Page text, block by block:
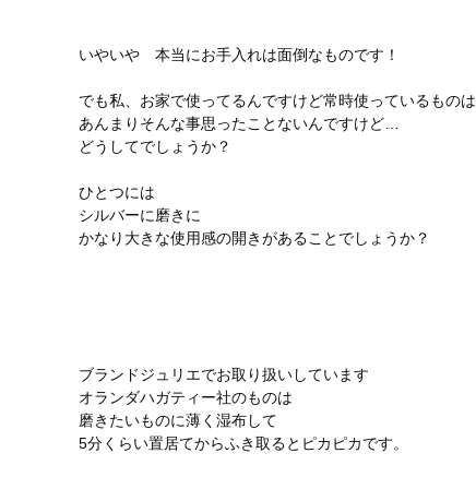
いやいや 本当にお手入れは面倒なものです！
でも私、お家で使ってるんですけど常時使っているものは
あんまりそんな事思ったことないんですけど…
どうしてでしょうか？
ひとつには
シルバーに磨きに
かなり大きな使用感の開きがあることでしょうか？
ブランドジュリエでお取り扱いしています
オランダハガティー社のものは
磨きたいものに薄く湿布して
5分くらい置居てからふき取るとピカピカです。